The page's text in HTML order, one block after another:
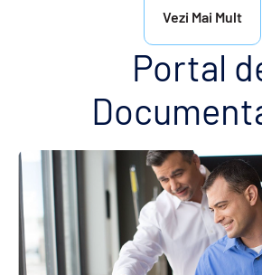
Vezi Mai Mult
Portal